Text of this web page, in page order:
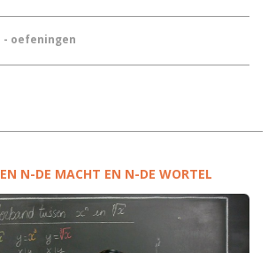
- oefeningen
N-DE MACHT EN N-DE WORTEL